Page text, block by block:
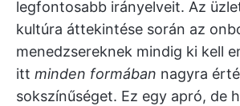
legfontosabb irányelveit. Az
kultúra áttekintése során az
menedzsereknek mindig ki kell
itt minden formában nagyra
sokszínűséget. Ez egy apró, de